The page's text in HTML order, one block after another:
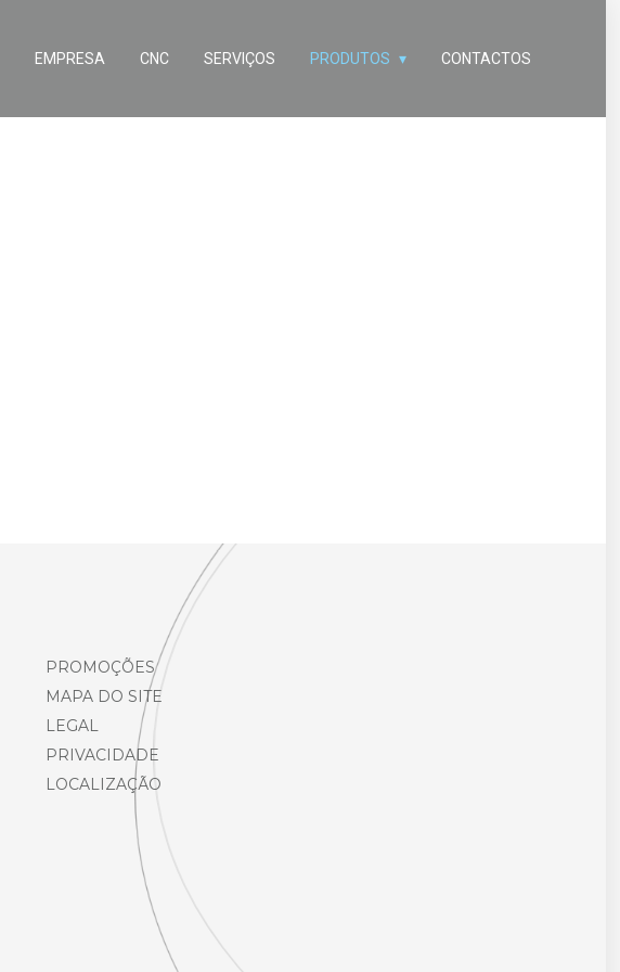
EMPRESA CNC SERVIÇOS PRODUTOS CONTACTOS
PROMOÇÕES
MAPA DO SITE
LEGAL
PRIVACIDADE
LOCALIZAÇÃO